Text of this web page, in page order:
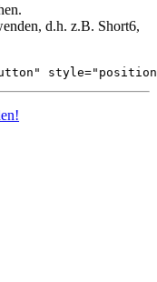
d.h. z.B. Short6,